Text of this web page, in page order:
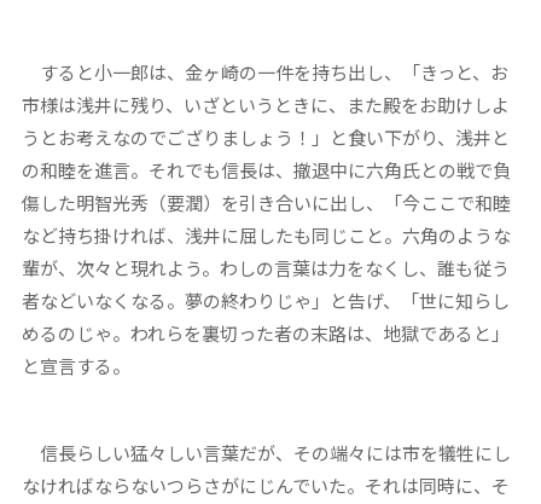
すると小一郎は、金ヶ崎の一件を持ち出し、「きっと、お
市様は浅井に残り、いざというときに、また殿をお助けしよ
うとお考えなのでござりましょう！」と食い下がり、浅井と
の和睦を進言。それでも信長は、撤退中に六角氏との戦で負
傷した明智光秀（要潤）を引き合いに出し、「今ここで和睦
など持ち掛ければ、浅井に屈したも同じこと。六角のような
輩が、次々と現れよう。わしの言葉は力をなくし、誰も従う
者などいなくなる。夢の終わりじゃ」と告げ、「世に知らし
めるのじゃ。われらを裏切った者の末路は、地獄であると」
と宣言する。
信長らしい猛々しい言葉だが、その端々には市を犠牲にし
なければならないつらさがにじんでいた。それは同時に、そ